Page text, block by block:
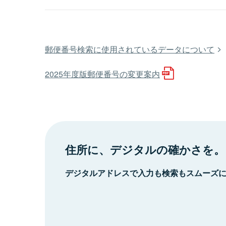
郵便番号検索に使用されているデータについて
2025年度版郵便番号の変更案内
住所に、デジタルの確かさを。
デジタルアドレスで入力も検索もスムーズ